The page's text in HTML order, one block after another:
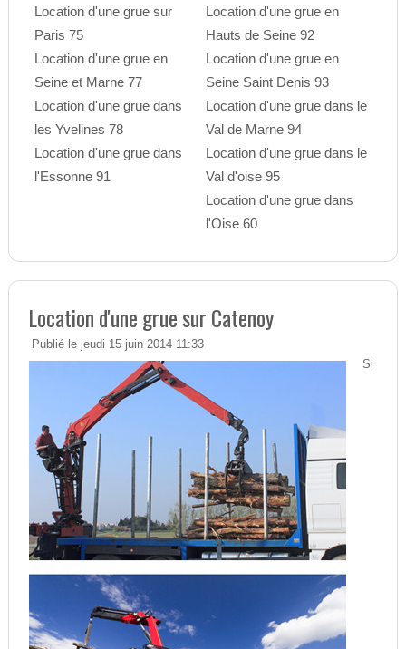
Location d'une grue sur
Paris 75
Location d'une grue en
Seine et Marne 77
Location d'une grue dans
les Yvelines 78
Location d'une grue dans
l'Essonne 91
Location d'une grue en
Hauts de Seine 92
Location d'une grue en
Seine Saint Denis 93
Location d'une grue dans le
Val de Marne 94
Location d'une grue dans le
Val d'oise 95
Location d'une grue dans
l'Oise 60
Location d'une grue sur Catenoy
Publié le jeudi 15 juin 2014 11:33
Si